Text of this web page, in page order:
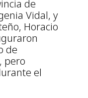
de
Vidal, y
Horacio
de
pero
el